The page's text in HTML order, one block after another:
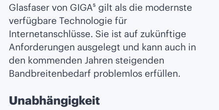
Glasfaser von GIGA⁵ gilt als die modernste
verfügbare Technologie für
Internetanschlüsse. Sie ist auf zukünftige
Anforderungen ausgelegt und kann auch in
den kommenden Jahren steigenden
Bandbreitenbedarf problemlos erfüllen.
Unabhängigkeit